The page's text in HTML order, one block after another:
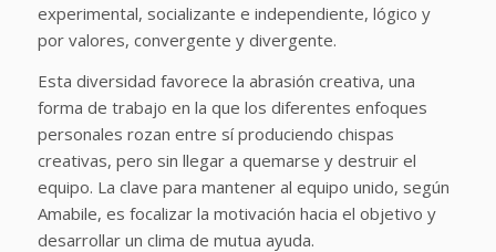
experimental, socializante e independiente, lógico y
por valores, convergente y divergente.
Esta diversidad favorece la abrasión creativa, una
forma de trabajo en la que los diferentes enfoques
personales rozan entre sí produciendo chispas
creativas, pero sin llegar a quemarse y destruir el
equipo. La clave para mantener al equipo unido, según
Amabile, es focalizar la motivación hacia el objetivo y
desarrollar un clima de mutua ayuda.